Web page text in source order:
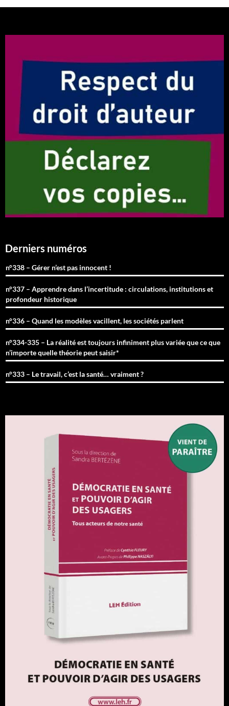
Derniers numéros
n°338 – Gérer n’est pas innocent !
n°337 – Apprendre dans l’incertitude : circulations, institutions et
profondeur historique
n°336 – Quand les modèles vacillent, les sociétés parlent
n°334-335 – La réalité est toujours infiniment plus variée que ce que
n’importe quelle théorie peut saisir*
n°333 – Le travail, c’est la santé… vraiment ?